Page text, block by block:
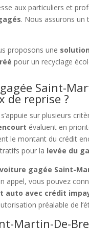
aux particuliers et
. Nous assurons
proposons une
pour un recyclage
Saint-
de reprise ?
s’appuie sur plusieurs
évaluent en
le montant du crédit
pour la levée du
gagée Saint-
appel, vous pouvez
auto avec crédit
préalable de
Martin-De-